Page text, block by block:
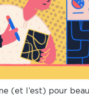
(et l’est) pour